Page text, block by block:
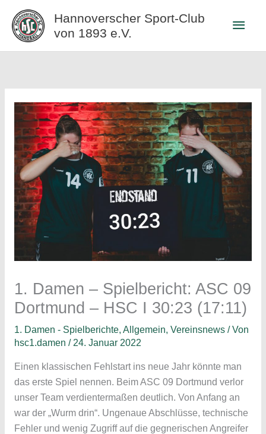
Inhalt
springen
Hannoverscher Sport-Club
von 1893 e.V.
1. Damen – Spielbericht: ASC 09
Dortmund – HSC I 30:23 (17:11)
1. Damen - Spielberichte, Allgemein, Vereinsnews/ Von
hsc1.damen / 24. Januar 2022
Einen klassischen Fehlstart ins neue Jahr könnte man
das erste Spiel nennen. Beim ASC 09 Dortmund verlor
unser Team verdientermaßen deutlich. Von Anfang an
war der „Wurm drin“. Ungenaue Abschlüsse, technische
Fehler und wenig Zugriff auf die gegnerischen Angreifer